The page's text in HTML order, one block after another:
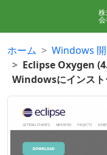
ホーム Windows
Eclipse Oxygen
Windowsにインスト